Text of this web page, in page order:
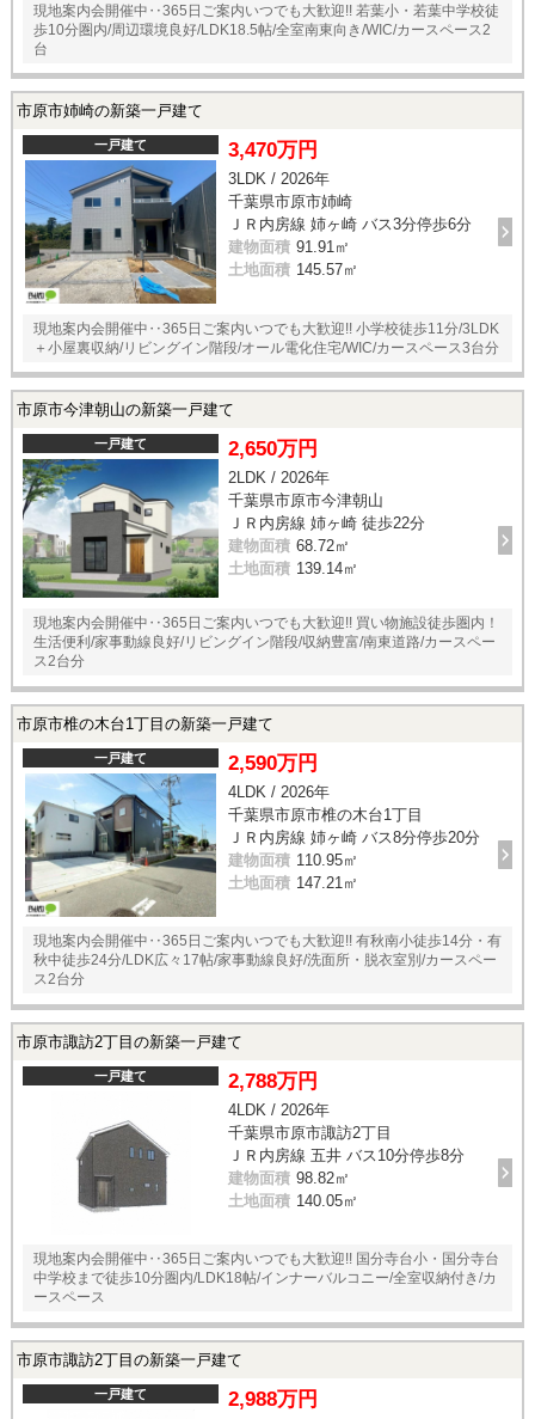
現地案内会開催中‥365日ご案内いつでも大歓迎!! 若葉小・若葉中学校徒
歩10分圏内/周辺環境良好/LDK18.5帖/全室南東向き/WIC/カースペース2
台
市原市姉崎の新築一戸建て
一戸建て 3,470万円
3LDK / 2026年
千葉県市原市姉崎
ＪＲ内房線 姉ヶ崎 バス3分停歩6分
建物面積 91.91㎡
土地面積 145.57㎡
現地案内会開催中‥365日ご案内いつでも大歓迎!! 小学校徒歩11分/3LDK
＋小屋裏収納/リビングイン階段/オール電化住宅/WIC/カースペース3台分
市原市今津朝山の新築一戸建て
一戸建て 2,650万円
2LDK / 2026年
千葉県市原市今津朝山
ＪＲ内房線 姉ヶ崎 徒歩22分
建物面積 68.72㎡
土地面積 139.14㎡
現地案内会開催中‥365日ご案内いつでも大歓迎!! 買い物施設徒歩圏内！
生活便利/家事動線良好/リビングイン階段/収納豊富/南東道路/カースペー
ス2台分
市原市椎の木台1丁目の新築一戸建て
一戸建て 2,590万円
4LDK / 2026年
千葉県市原市椎の木台1丁目
ＪＲ内房線 姉ヶ崎 バス8分停歩20分
建物面積 110.95㎡
土地面積 147.21㎡
現地案内会開催中‥365日ご案内いつでも大歓迎!! 有秋南小徒歩14分・有
秋中徒歩24分/LDK広々17帖/家事動線良好/洗面所・脱衣室別/カースペー
ス2台分
市原市諏訪2丁目の新築一戸建て
一戸建て 2,788万円
4LDK / 2026年
千葉県市原市諏訪2丁目
ＪＲ内房線 五井 バス10分停歩8分
建物面積 98.82㎡
土地面積 140.05㎡
現地案内会開催中‥365日ご案内いつでも大歓迎!! 国分寺台小・国分寺台
中学校まで徒歩10分圏内/LDK18帖/インナーバルコニー/全室収納付き/カ
ースペース
市原市諏訪2丁目の新築一戸建て
一戸建て 2,988万円